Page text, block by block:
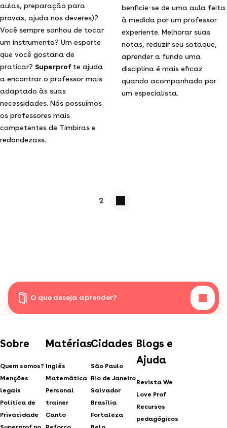
aulas, preparação para
provas, ajuda nos deveres)?
Você sempre sonhou de tocar
um instrumento? Um esporte
que você gostaria de
praticar? Superprof te ajuda
a encontrar o professor mais
adaptado às suas
necessidades. Nós possuímos
os professores mais
competentes de Timbiras e
redondezass.
benficie-se de uma aula feita
à medida por um professor
experiente. Melhorar suas
notas, reduzir seu sotaque,
aprender a fundo uma
disciplina é mais eficaz
quando acompanhado por
um especialista.
2
O que deseja aprender?
Sobre
Quem somos?
Menções
legais
Politica de
Privacidade
Matérias
Inglês
Matemática
Personal
trainer
Canto
Cidades
São Paulo
Rio de Janeiro
Salvador
Brasília
Fortaleza
Blogs e
Ajuda
Revista We
Love Prof
Recursos
pedagógicos